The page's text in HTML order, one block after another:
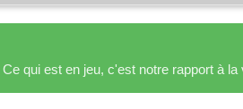
qui est en jeu, c'est notre rapport à